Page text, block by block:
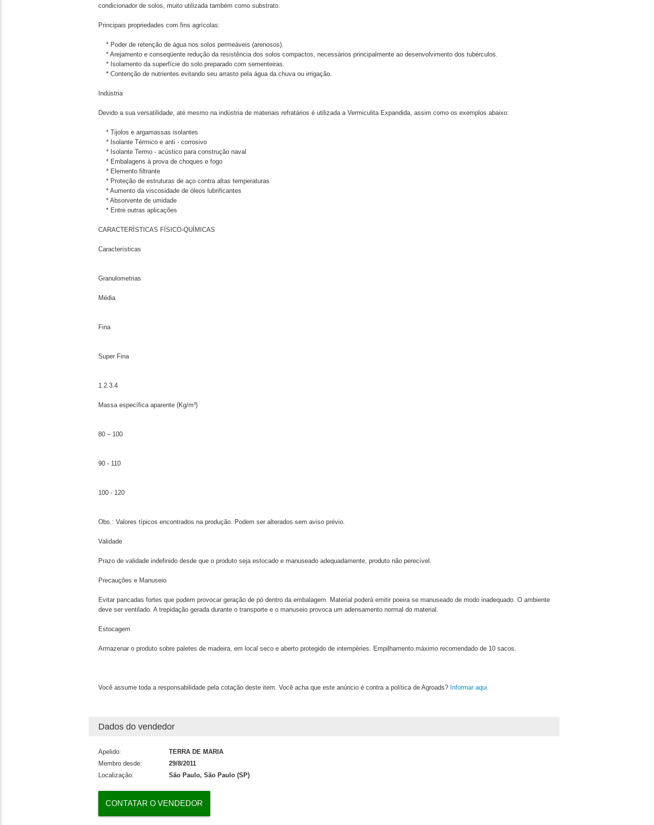
condicionador de solos, muito utilizada também como substrato.
Principais propriedades com fins agrícolas:
* Poder de retenção de água nos solos permeáveis (arenosos).
* Arejamento e conseqüente redução da resistência dos solos compactos, necessários principalmente ao desenvolvimento dos tubérculos.
* Isolamento da superfície do solo preparado com sementeiras.
* Contenção de nutrientes evitando seu arrasto pela água da chuva ou irrigação.
Indústria
Devido a sua versatilidade, até mesmo na indústria de materiais refratários é utilizada a Vermiculita Expandida, assim como os exemplos abaixo:
* Tijolos e argamassas isolantes
* Isolante Térmico e anti - corrosivo
* Isolante Termo - acústico para construção naval
* Embalagens à prova de choques e fogo
* Elemento filtrante
* Proteção de estruturas de aço contra altas temperaturas
* Aumento da viscosidade de óleos lubrificantes
* Absorvente de umidade
* Entre outras aplicações
CARACTERÍSTICAS FÍSICO-QUÍMICAS
Características
Granulometrias
Média
Fina
Super Fina
1.2.3.4
Massa específica aparente (Kg/m³)
80 – 100
90 - 110
100 - 120
Obs.: Valores típicos encontrados na produção. Podem ser alterados sem aviso prévio.
Validade
Prazo de validade indefinido desde que o produto seja estocado e manuseado adequadamente, produto não perecível.
Precauções e Manuseio
Evitar pancadas fortes que podem provocar geração de pó dentro da embalagem. Material poderá emitir poeira se manuseado de modo inadequado. O ambiente
deve ser ventilado. A trepidação gerada durante o transporte e o manuseio provoca um adensamento normal do material.
Estocagem
Armazenar o produto sobre paletes de madeira, em local seco e aberto protegido de intempéries. Empilhamento máximo recomendado de 10 sacos.
Você assume toda a responsabilidade pela cotação deste item. Você acha que este anúncio é contra a política de Agroads? Informar aqui
Dados do vendedor
Apelido:
TERRA DE MARIA
Membro desde:
29/8/2011
Localização:
São Paulo, São Paulo (SP)
CONTATAR O VENDEDOR